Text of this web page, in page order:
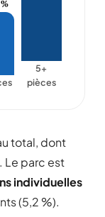
5+
pièces
total, dont
Le parc est
individuelles
(5,2 %).